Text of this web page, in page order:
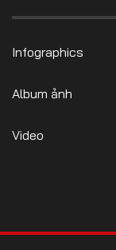
Infographics
Album ảnh
Video